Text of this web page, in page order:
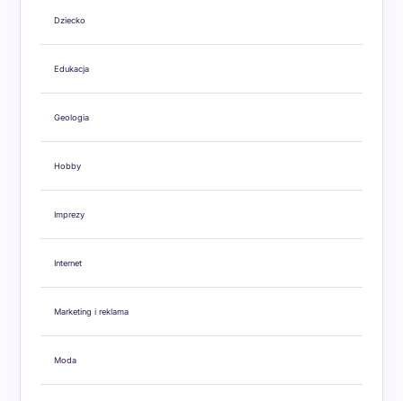
Dziecko
Edukacja
Geologia
Hobby
Imprezy
Internet
Marketing i reklama
Moda